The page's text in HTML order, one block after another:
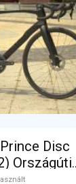
Disc
Országúti
tárcsafék